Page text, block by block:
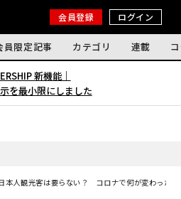
会員登録 ログイン
員限定記事 カテゴリ 連載
新機能｜
を最小限にしました
本人観光客は要らない？ コロナで何が変わったの